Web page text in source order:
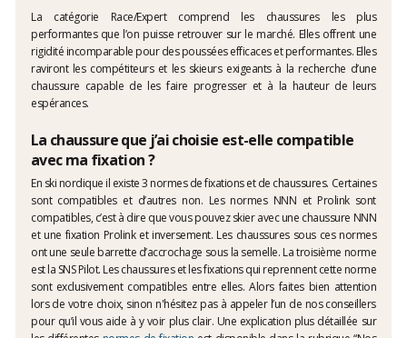
La catégorie Race/Expert comprend les chaussures les plus
performantes que l’on puisse retrouver sur le marché. Elles offrent une
rigidité incomparable pour des poussées efficaces et performantes. Elles
raviront les compétiteurs et les skieurs exigeants à la recherche d’une
chaussure capable de les faire progresser et à la hauteur de leurs
espérances.
La chaussure que j’ai choisie est-elle compatible
avec ma fixation ?
En ski nordique il existe 3 normes de fixations et de chaussures. Certaines
sont compatibles et d’autres non. Les normes NNN et Prolink sont
compatibles, c’est à dire que vous pouvez skier avec une chaussure NNN
et une fixation Prolink et inversement. Les chaussures sous ces normes
ont une seule barrette d’accrochage sous la semelle. La troisième norme
est la SNS Pilot. Les chaussures et les fixations qui reprennent cette norme
sont exclusivement compatibles entre elles. Alors faites bien attention
lors de votre choix, sinon n'hésitez pas à appeler l’un de nos conseillers
pour qu’il vous aide à y voir plus clair. Une explication plus détaillée sur